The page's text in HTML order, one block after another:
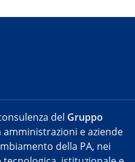
del Gruppo
amministrazioni e aziende
della PA, nei